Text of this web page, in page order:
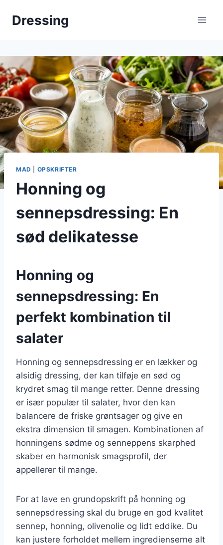
Dressing
MAD OPSKRIFTER
Honning og
sennepsdressing: En
sød delikatesse
Honning og
sennepsdressing: En
perfekt kombination til
salater
Honning og sennepsdressing er en lækker og
alsidig dressing, der kan tilføje en sød og
krydret smag til mange retter. Denne dressing
er især populær til salater, hvor den kan
balancere de friske grøntsager og give en
ekstra dimension til smagen. Kombinationen af
honningens sødme og senneppens skarphed
skaber en harmonisk smagsprofil, der
appellerer til mange.
For at lave en grundopskrift på honning og
sennepsdressing skal du bruge en god kvalitet
sennep, honning, olivenolie og lidt eddike. Du
kan justere forholdet mellem ingredienserne alt